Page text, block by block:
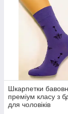
Шкарпетки
преміум класу з
для чоловіків